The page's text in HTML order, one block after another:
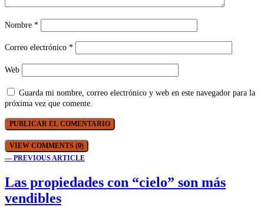
Nombre *
Correo electrónico *
Web
Guarda mi nombre, correo electrónico y web en este navegador para la
próxima vez que comente.
VIEW COMMENTS (0)
— PREVIOUS ARTICLE
Las propiedades con “cielo” son más
vendibles